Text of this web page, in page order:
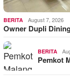
BERITA August 7, 2026
Owner Dupli
BERITA
Pemkot